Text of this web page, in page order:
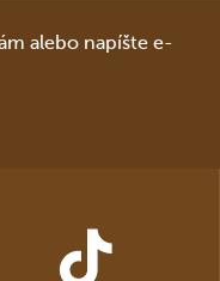
alebo napíšte e-